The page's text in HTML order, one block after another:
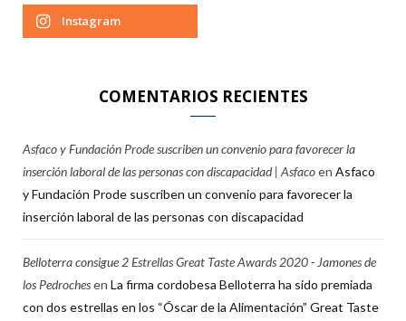
Instagram
COMENTARIOS RECIENTES
Asfaco y Fundación Prode suscriben un convenio para favorecer la
inserción laboral de las personas con discapacidad | Asfacoen Asfaco
y Fundación Prode suscriben un convenio para favorecer la
inserción laboral de las personas con discapacidad
Belloterra consigue 2 Estrellas Great Taste Awards 2020 - Jamones de
los Pedrochesen La firma cordobesa Belloterra ha sido premiada
con dos estrellas en los “Óscar de la Alimentación” Great Taste